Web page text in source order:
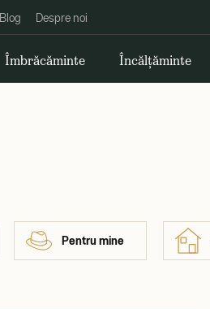
Blog Despre noi
Îmbrăcăminte Încălțăminte
Pentru mine